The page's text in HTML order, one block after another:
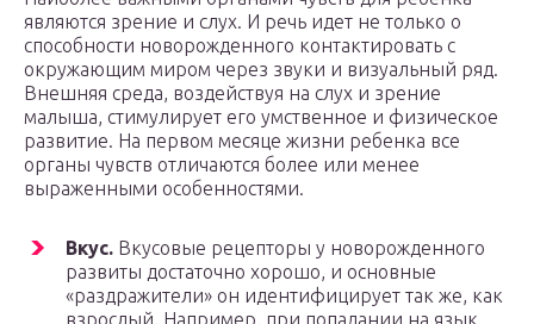
являются зрение и слух. И речь идет не только о
способности новорожденного контактировать с
окружающим миром через звуки и визуальный ряд.
Внешняя среда, воздействуя на слух и зрение
малыша, стимулирует его умственное и физическое
развитие. На первом месяце жизни ребенка все
органы чувств отличаются более или менее
выраженными особенностями.
Вкус. Вкусовые рецепторы у новорожденного
развиты достаточно хорошо, и основные
«раздражители» он идентифицирует так же, как
взрослый. Например, при попадании на язык